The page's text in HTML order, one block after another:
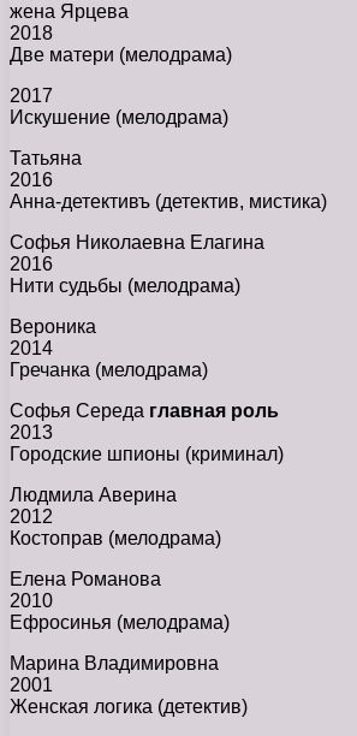
жена Ярцева
2018
Две матери (мелодрама)
2017
Искушение (мелодрама)
Татьяна
2016
Анна-детективъ (детектив, мистика)
Софья Николаевна Елагина
2016
Нити судьбы (мелодрама)
Вероника
2014
Гречанка (мелодрама)
Софья Середа главная роль
2013
Городские шпионы (криминал)
Людмила Аверина
2012
Костоправ (мелодрама)
Елена Романова
2010
Ефросинья (мелодрама)
Марина Владимировна
2001
Женская логика (детектив)